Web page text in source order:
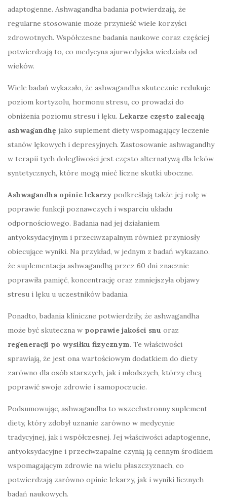
adaptogenne. Ashwagandha badania potwierdzają, że
regularne stosowanie może przynieść wiele korzyści
zdrowotnych. Współczesne badania naukowe coraz częściej
potwierdzają to, co medycyna ajurwedyjska wiedziała od
wieków.
Wiele badań wykazało, że ashwagandha skutecznie redukuje
poziom kortyzolu, hormonu stresu, co prowadzi do
obniżenia poziomu stresu i lęku. Lekarze często zalecają
ashwagandhę jako suplement diety wspomagający leczenie
stanów lękowych i depresyjnych. Zastosowanie ashwagandhy
w terapii tych dolegliwości jest często alternatywą dla leków
syntetycznych, które mogą mieć liczne skutki uboczne.
Ashwagandha opinie lekarzy podkreślają także jej rolę w
poprawie funkcji poznawczych i wsparciu układu
odpornościowego. Badania nad jej działaniem
antyoksydacyjnym i przeciwzapalnym również przyniosły
obiecujące wyniki. Na przykład, w jednym z badań wykazano,
że suplementacja ashwagandhą przez 60 dni znacznie
poprawiła pamięć, koncentrację oraz zmniejszyła objawy
stresu i lęku u uczestników badania.
Ponadto, badania kliniczne potwierdziły, że ashwagandha
może być skuteczna w poprawie jakości snu oraz
regeneracji po wysiłku fizycznym. Te właściwości
sprawiają, że jest ona wartościowym dodatkiem do diety
zarówno dla osób starszych, jak i młodszych, którzy chcą
poprawić swoje zdrowie i samopoczucie.
Podsumowując, ashwagandha to wszechstronny suplement
diety, który zdobył uznanie zarówno w medycynie
tradycyjnej, jak i współczesnej. Jej właściwości adaptogenne,
antyoksydacyjne i przeciwzapalne czynią ją cennym środkiem
wspomagającym zdrowie na wielu płaszczyznach, co
potwierdzają zarówno opinie lekarzy, jak i wyniki licznych
badań naukowych.